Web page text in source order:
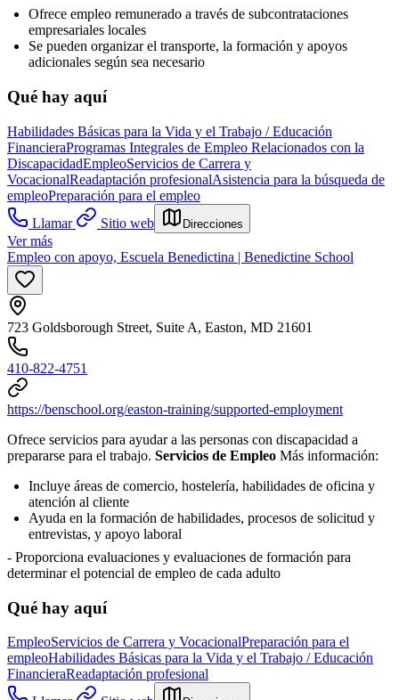
Ofrece empleo remunerado a través de subcontrataciones
empresariales locales
Se pueden organizar el transporte, la formación y apoyos
adicionales según sea necesario
Qué hay aquí
Habilidades Básicas para la Vida y el Trabajo / Educación
FinancieraProgramas Integrales de Empleo Relacionados con la
DiscapacidadEmpleoServicios de Carrera y
VocacionalReadaptación profesionalAsistencia para la búsqueda de
empleoPreparación para el empleo
Llamar
Sitio web Direcciones
Ver más
Empleo con apoyo, Escuela Benedictina | Benedictine School
723 Goldsborough Street, Suite A, Easton, MD 21601
410-822-4751
https://benschool.org/easton-training/supported-employment
Ofrece servicios para ayudar a las personas con discapacidad a
prepararse para el trabajo. Servicios de Empleo Más información:
Incluye áreas de comercio, hostelería, habilidades de oficina y
atención al cliente
Ayuda en la formación de habilidades, procesos de solicitud y
entrevistas, y apoyo laboral
- Proporciona evaluaciones y evaluaciones de formación para
determinar el potencial de empleo de cada adulto
Qué hay aquí
EmpleoServicios de Carrera y VocacionalPreparación para el
empleoHabilidades Básicas para la Vida y el Trabajo / Educación
FinancieraReadaptación profesional